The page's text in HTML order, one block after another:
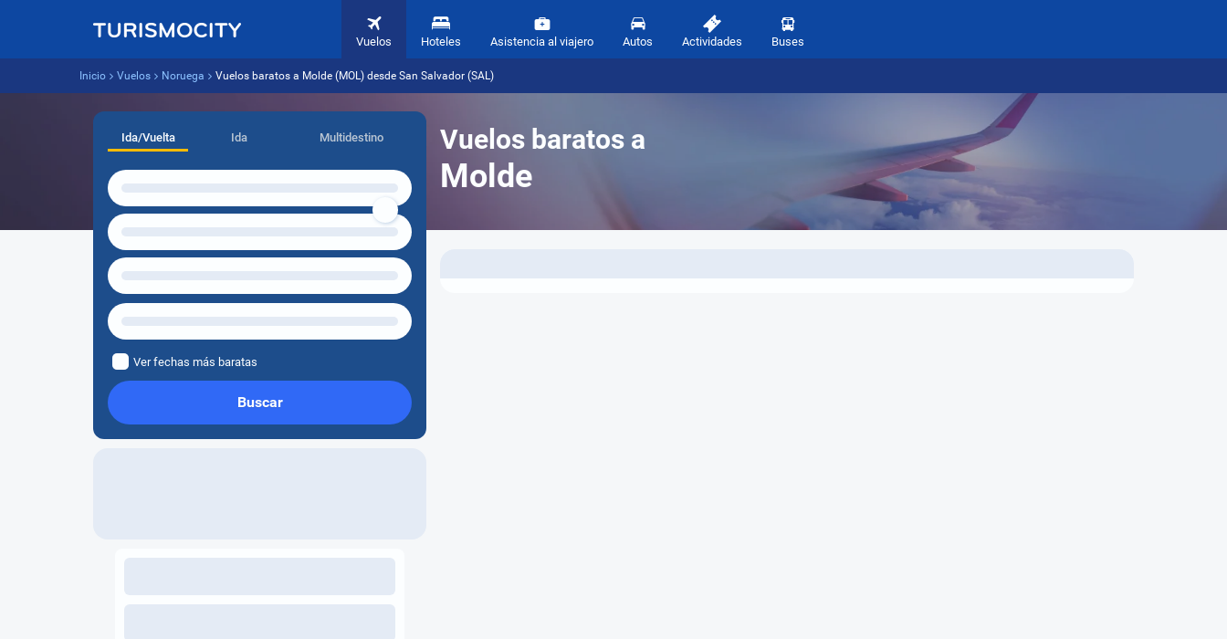
Vuelos Hoteles Asistencia al viajero Autos Actividades Buses
Inicio Vuelos Noruega Vuelos baratos a Molde (MOL) desde San Salvador (SAL)
Vuelos baratos a
Molde
Ida/Vuelta Ida Multidestino
Ver fechas más baratas
Buscar